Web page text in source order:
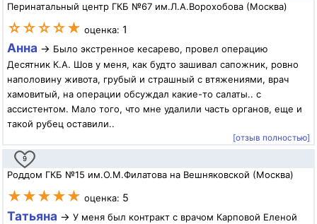
Перинатальный центр ГКБ №67 им.Л.А.Ворохобова (Москва)
☆☆☆☆★ оценка: 1
Анна → Было экстренное кесарево, провел операцию
Десятник К.А. Шов у меня, как будто зашивал сапожник, ровно
наполовину живота, грубый и страшный с втяжениями, врач
хамовитый, на операции обсуждал какие-то салаты.. с
ассистентом. Мало того, что мне удалили часть органов, еще и
такой рубец оставили..
[отзыв полностью]
9
Роддом ГКБ №15 им.О.М.Филатова на Вешняковской (Москва)
★★★★★ оценка: 5
Татьяна → У меня был контракт с врачом Карповой Еленой